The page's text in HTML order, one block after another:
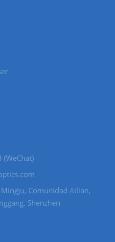
Mingju, Comunidad Ailian,
Shenzhen